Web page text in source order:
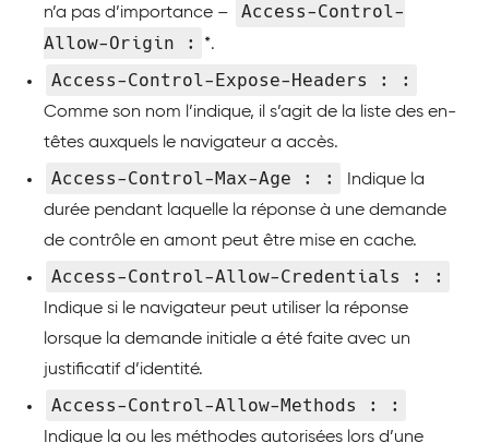
n’a pas d’importance –
Access-Control-
Allow-Origin :
*.
Access-Control-Expose-Headers : :
Comme son nom l’indique, il s’agit de la liste des en-
têtes auxquels le navigateur a accès.
Access-Control-Max-Age : :
Indique la
durée pendant laquelle la réponse à une demande
de contrôle en amont peut être mise en cache.
Access-Control-Allow-Credentials : :
Indique si le navigateur peut utiliser la réponse
lorsque la demande initiale a été faite avec un
justificatif d’identité.
Access-Control-Allow-Methods : :
Indique la ou les méthodes autorisées lors d’une